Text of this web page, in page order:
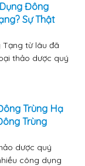
Đông
Sự Thật
từ lâu đã
thảo dược quý
Trùng Hạ
Trùng
dược quý
công dụng